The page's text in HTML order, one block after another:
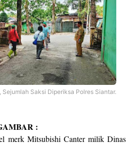
Saksi Diperiksa Polres Siantar.
:
merk Mitsubishi Canter milik Dinas